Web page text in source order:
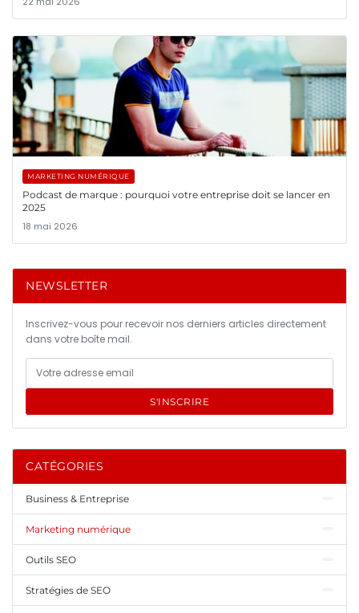
MARKETING NUMÉRIQUE
Podcast de marque : pourquoi votre entreprise doit se lancer en
2025
18 mai 2026
NEWSLETTER
Inscrivez-vous pour recevoir nos derniers articles directement
dans votre boîte mail.
S'INSCRIRE
CATÉGORIES
Business & Entreprise
Marketing numérique
Outils SEO
Stratégies de SEO